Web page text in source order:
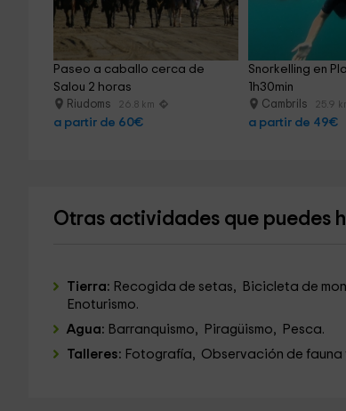
Paseo a caballo cerca de
Salou 2 horas
Riudoms 26.8 km
a partir de 60€
Snorkelling en
1h30min
Cambrils 25.9
a partir de 49€
Otras actividades que puedes
Tierra: Recogida de setas, Bicicleta de
Enoturismo.
Agua: Barranquismo, Piragüismo, Pesca.
Talleres: Fotografía, Observación de fauna